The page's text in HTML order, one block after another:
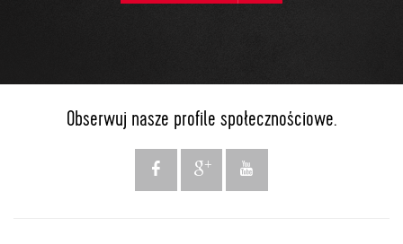
Obserwuj nasze profile społecznościowe.